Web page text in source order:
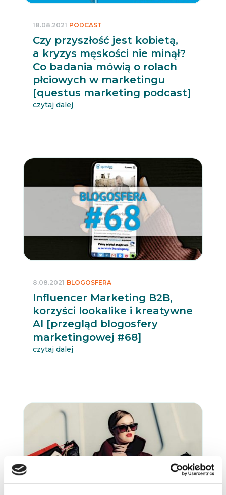
Czy przyszłość jest kobietą,
a kryzys męskości nie minął?
Co badania mówią o rolach
płciowych w marketingu
[questus marketing podcast]
18.08.2021 PODCAST
czytaj dalej
Influencer Marketing B2B,
korzyści lookalike i kreatywne
AI [przegląd blogosfery
marketingowej #68]
8.08.2021 BLOGOSFERA
czytaj dalej